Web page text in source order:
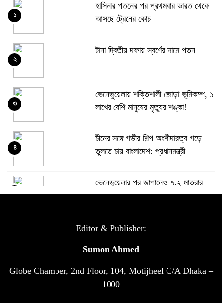
হাসিনার পতনের পর প্রথমবার ভারত থেকে
আসছে ট্রেনের কোচ
১
টানা দ্বিতীয় দফায় স্বর্ণের দামে পতন
২
ভেনেজুয়েলায় শক্তিশালী জোড়া ভূমিকম্প, ১
লাখের বেশি মানুষের মৃত্যুর শঙ্কা!
৩
চীনের সঙ্গে গভীর শিল্প অংশীদারত্ব গড়ে
তুলতে চায় বাংলাদেশ: প্রধানমন্ত্রী
৪
ভেনেজুয়েলার পর জাপানেও ৭.২ মাত্রার
শক্তিশালী ভূমিকম্প
টানা ৩ ম্যাচে গোল ভিনির, ইতিহাস বলছে
সরকারি ৩শ কেজি বই বিক্রির অভিযোগ
মাদ্রাসা সুপারের বিরুদ্ধে
Editor & Publisher:
Sumon Ahmed
Globe Chamber, 2nd Floor, 104, Motijheel C/A Dhaka –
1000